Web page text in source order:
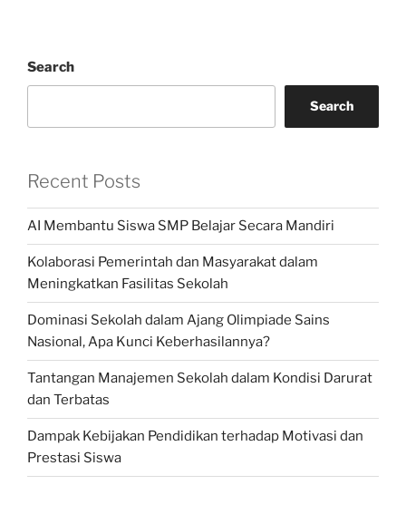
Search
Search
Recent Posts
AI Membantu Siswa SMP Belajar Secara Mandiri
Kolaborasi Pemerintah dan Masyarakat dalam
Meningkatkan Fasilitas Sekolah
Dominasi Sekolah dalam Ajang Olimpiade Sains
Nasional, Apa Kunci Keberhasilannya?
Tantangan Manajemen Sekolah dalam Kondisi Darurat
dan Terbatas
Dampak Kebijakan Pendidikan terhadap Motivasi dan
Prestasi Siswa